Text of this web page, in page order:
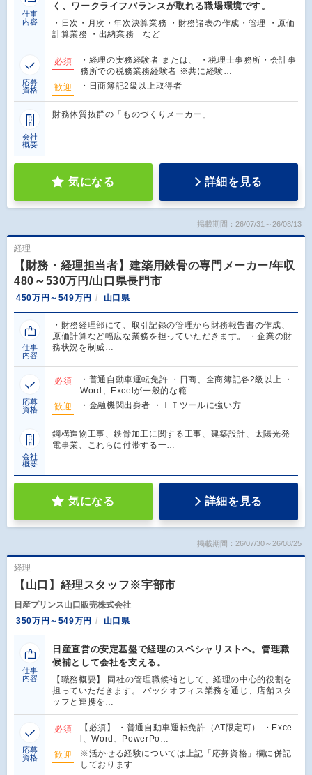
仕事
内容
く、ワークライフバランスが取れる職場環境です。
・日次・月次・年次決算業務 ・財務諸表の作成・管理 ・原価
計算業務 ・出納業務 など
応募
資格
必須
・経理の実務経験者 または、 ・税理士事務所・会計事
務所での税務業務経験者 ※共に経験…
歓迎
・日商簿記2級以上取得者
会社
概要
財務体質抜群の「ものづくりメーカー」
気になる 詳細を見る
掲載期間：26/07/31～26/08/13
経理
【財務・経理担当者】建築用鉄骨の専門メーカー/年収
480～530万円/山口県長門市
450万円～549万円 山口県
仕事
内容
・財務経理部にて、取引記録の管理から財務報告書の作成、
原価計算など幅広な業務を担っていただきます。 ・企業の財
務状況を制威…
応募
資格
必須
・普通自動車運転免許 ・日商、全商簿記各2級以上 ・
Word、Excelが一般的な範…
歓迎
・金融機関出身者 ・ＩＴツールに強い方
会社
概要
鋼構造物工事、鉄骨加工に関する工事、建築設計、太陽光発
電事業、これらに付帯する一…
気になる 詳細を見る
掲載期間：26/07/30～26/08/25
経理
【山口】経理スタッフ※宇部市
日産プリンス山口販売株式会社
350万円～549万円
山口県
仕事
内容
日産直営の安定基盤で経理のスペシャリストへ。管理職
候補として会社を支える。
【職務概要】 同社の管理職候補として、経理の中心的役割を
担っていただきます。 バックオフィス業務を通じ、店舗スタ
ッフと連携を…
応募
資格
必須
【必須】 ・普通自動車運転免許（AT限定可） ・Exce
l、Word、PowerPo…
歓迎
※活かせる経験については上記「応募資格」欄に併記
しております